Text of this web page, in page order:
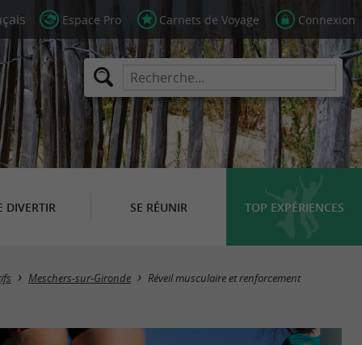
Espace Pro Carnets de Voyage Connexion
DIVERTIR SE RÉUNIR TOP EXPÉRIENCES
Meschers-sur-Gironde Réveil musculaire et renforcement